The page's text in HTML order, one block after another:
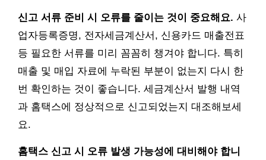
신고 서류 준비 시 오류를 줄이는 것이 중요해요. 사
업자등록증명, 전자세금계산서, 신용카드 매출전표
등 필요한 서류를 미리 꼼꼼히 챙겨야 합니다. 특히
매출 및 매입 자료에 누락된 부분이 없는지 다시 한
번 확인하는 것이 좋습니다. 세금계산서 발행 내역
과 홈택스에 정상적으로 신고되었는지 대조해보세
요.
홈택스 신고 시 오류 발생 가능성에 대비해야 합니